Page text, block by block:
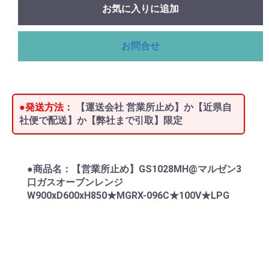
お気に入りに追加
お問合せ
●発送方法：
【運送会社 営業所止め】か【近県自
社便で配送】か【弊社まで引取】限定
●商品名：【営業所止め】GS1028MH@マルゼン3
口ガスオーブンレンジ
W900xD600xH850★MGRX-096C★100V★LPG